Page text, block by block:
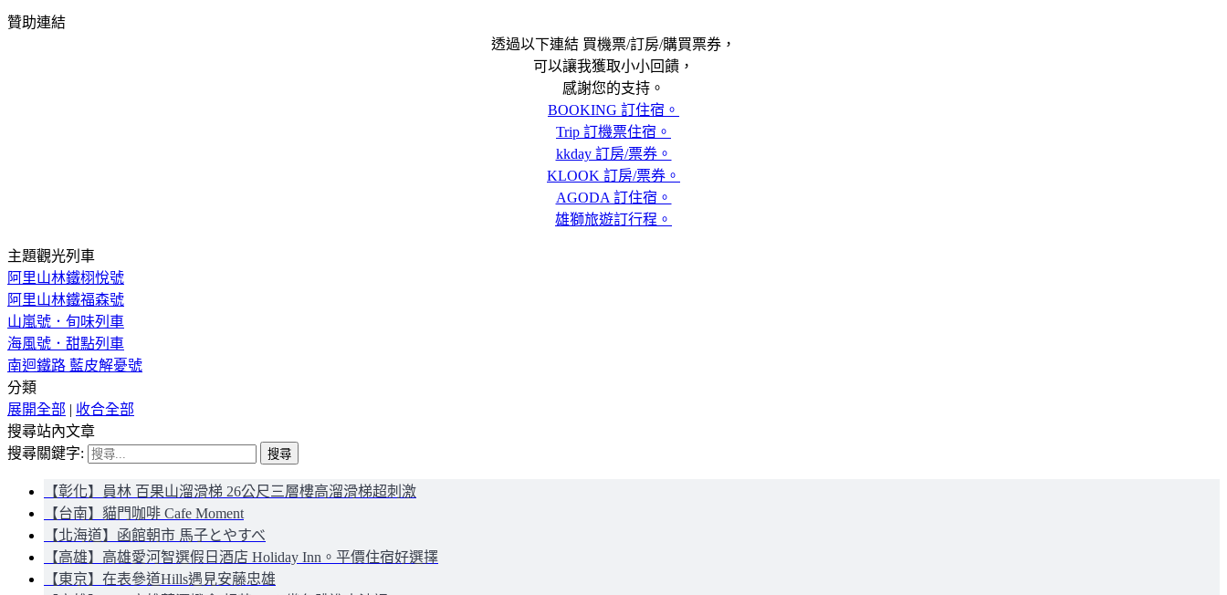
贊助連結
透過以下連結 買機票/訂房/購買票券，
可以讓我獲取小小回饋，
感謝您的支持。
BOOKING 訂住宿。
Trip 訂機票住宿。
kkday 訂房/票券。
KLOOK 訂房/票券。
AGODA 訂住宿。
雄獅旅遊訂行程。
主題觀光列車
阿里山林鐵栩悅號
阿里山林鐵福森號
山嵐號．旬味列車
海風號．甜點列車
南迴鐵路 藍皮解憂號
分類
展開全部 | 收合全部
搜尋站內文章
搜尋關鍵字:
【彰化】員林 百果山溜滑梯 26公尺三層樓高溜滑梯超刺激
【台南】貓門咖啡 Cafe Moment
【北海道】函館朝市 馬子とやすべ
【高雄】高雄愛河智選假日酒店 Holiday Inn。平價住宿好選擇
【東京】在表參道Hills遇見安藤忠雄